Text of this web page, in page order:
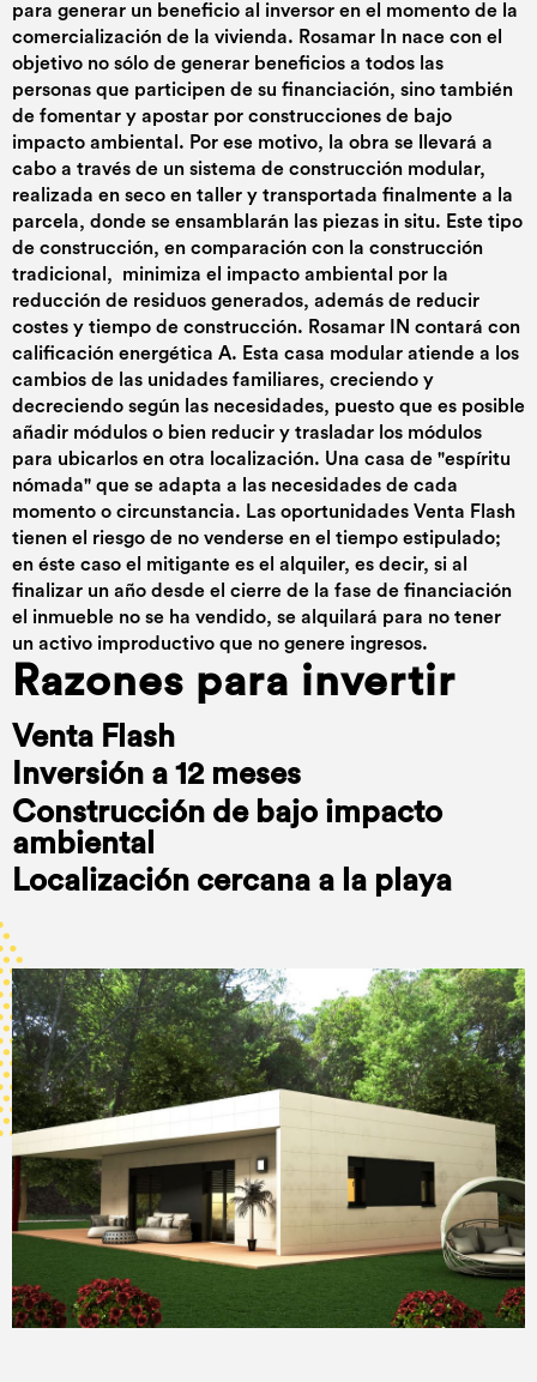
para generar un beneficio al inversor en el momento de la
comercialización de la vivienda. Rosamar In nace con el
objetivo no sólo de generar beneficios a todos las
personas que participen de su financiación, sino también
de fomentar y apostar por construcciones de bajo
impacto ambiental. Por ese motivo, la obra se llevará a
cabo a través de un sistema de construcción modular,
realizada en seco en taller y transportada finalmente a la
parcela, donde se ensamblarán las piezas in situ. Este tipo
de construcción, en comparación con la construcción
tradicional, minimiza el impacto ambiental por la
reducción de residuos generados, además de reducir
costes y tiempo de construcción. Rosamar IN contará con
calificación energética A. Esta casa modular atiende a los
cambios de las unidades familiares, creciendo y
decreciendo según las necesidades, puesto que es posible
añadir módulos o bien reducir y trasladar los módulos
para ubicarlos en otra localización. Una casa de "espíritu
nómada" que se adapta a las necesidades de cada
momento o circunstancia. Las oportunidades Venta Flash
tienen el riesgo de no venderse en el tiempo estipulado;
en éste caso el mitigante es el alquiler, es decir, si al
finalizar un año desde el cierre de la fase de financiación
el inmueble no se ha vendido, se alquilará para no tener
un activo improductivo que no genere ingresos.
Razones para invertir
Venta Flash
Inversión a 12 meses
Construcción de bajo impacto
ambiental
Localización cercana a la playa